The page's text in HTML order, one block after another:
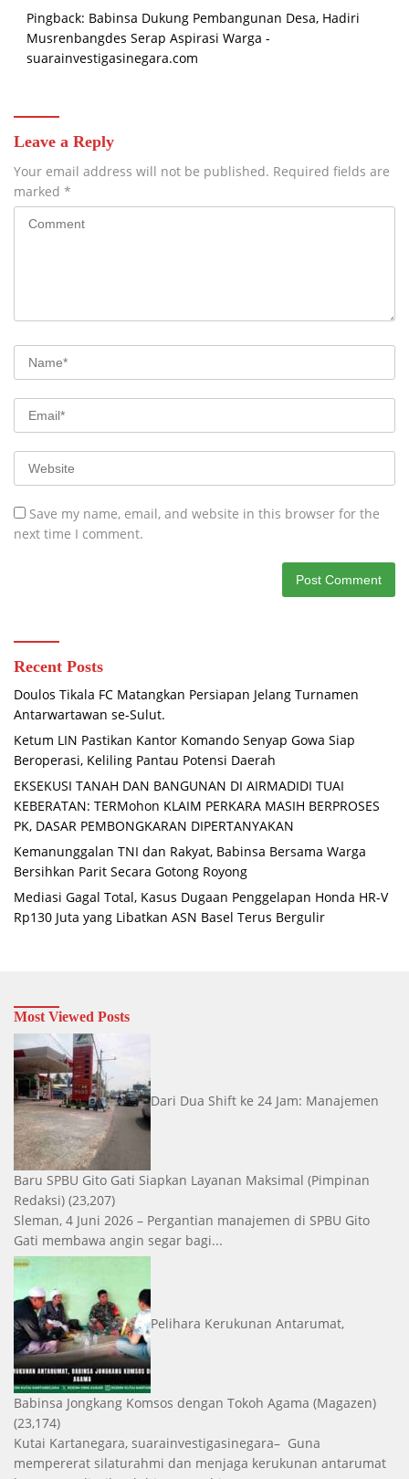
Pingback: Babinsa Dukung Pembangunan Desa, Hadiri
Musrenbangdes Serap Aspirasi Warga -
suarainvestigasinegara.com
Leave a Reply
Your email address will not be published. Required fields are
marked *
Save my name, email, and website in this browser for the
next time I comment.
Recent Posts
Doulos Tikala FC Matangkan Persiapan Jelang Turnamen
Antarwartawan se-Sulut.
Ketum LIN Pastikan Kantor Komando Senyap Gowa Siap
Beroperasi, Keliling Pantau Potensi Daerah
EKSEKUSI TANAH DAN BANGUNAN DI AIRMADIDI TUAI
KEBERATAN: TERMohon KLAIM PERKARA MASIH BERPROSES
PK, DASAR PEMBONGKARAN DIPERTANYAKAN
Kemanunggalan TNI dan Rakyat, Babinsa Bersama Warga
Bersihkan Parit Secara Gotong Royong
Mediasi Gagal Total, Kasus Dugaan Penggelapan Honda HR-V
Rp130 Juta yang Libatkan ASN Basel Terus Bergulir
Most Viewed Posts
Dari Dua Shift ke 24 Jam: Manajemen
Baru SPBU Gito Gati Siapkan Layanan Maksimal (Pimpinan
Redaksi) (23,207)
Sleman, 4 Juni 2026 – Pergantian manajemen di SPBU Gito
Gati membawa angin segar bagi...
Pelihara Kerukunan Antarumat,
Babinsa Jongkang Komsos dengan Tokoh Agama (Magazen)
(23,174)
Kutai Kartanegara, suarainvestigasinegara– Guna
mempererat silaturahmi dan menjaga kerukunan antarumat